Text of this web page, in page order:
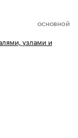
ОСНОВНОЙ
узлами и